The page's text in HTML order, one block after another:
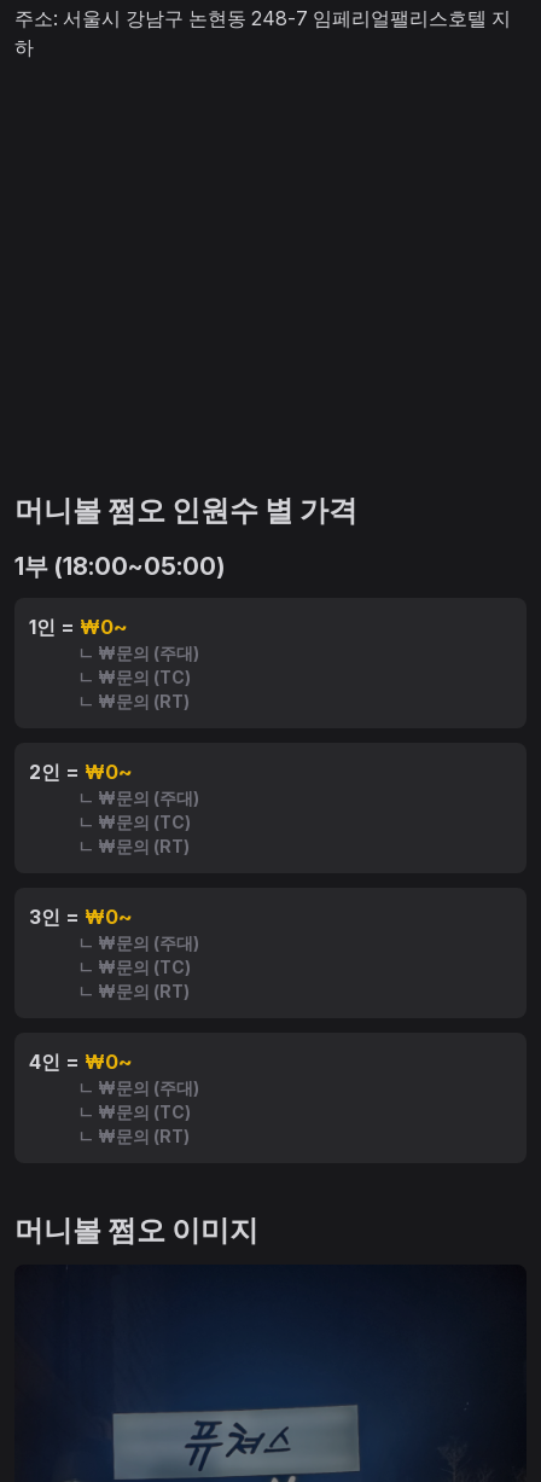
주소: 서울시 강남구 논현동 248-7 임페리얼팰리스호텔 지
하
머니볼 쩜오 인원수 별 가격
1부 (18:00~05:00)
1인 = ₩0~
ㄴ ₩문의 (주대)
ㄴ ₩문의 (TC)
ㄴ ₩문의 (RT)
2인 = ₩0~
ㄴ ₩문의 (주대)
ㄴ ₩문의 (TC)
ㄴ ₩문의 (RT)
3인 = ₩0~
ㄴ ₩문의 (주대)
ㄴ ₩문의 (TC)
ㄴ ₩문의 (RT)
4인 = ₩0~
ㄴ ₩문의 (주대)
ㄴ ₩문의 (TC)
ㄴ ₩문의 (RT)
머니볼 쩜오 이미지